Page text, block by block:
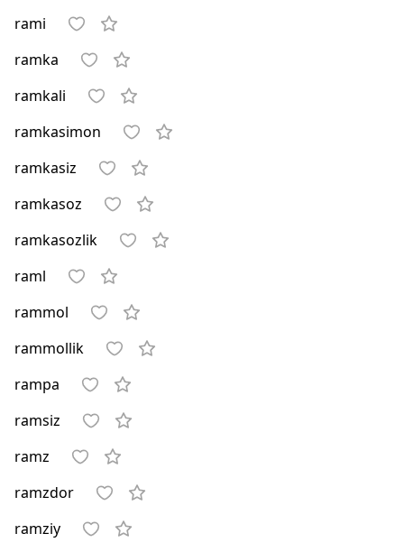
rami
ramka
ramkali
ramkasimon
ramkasiz
ramkasoz
ramkasozlik
raml
rammol
rammollik
rampa
ramsiz
ramz
ramzdor
ramziy